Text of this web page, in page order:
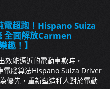
電超跑！Hispano Suiza
全面解放Carmen
！】
效能逼近的電動車款時，
電腦算法Hispano Suiza Driver
優先，重新塑造種人對於電動